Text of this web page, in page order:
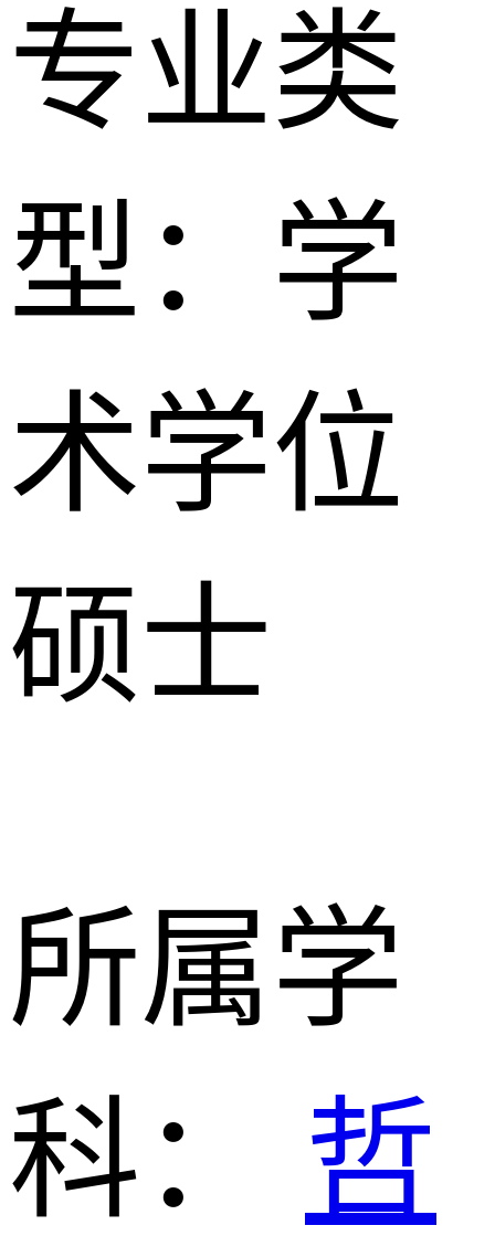
专业类
型： 学
术学位
硕士
所属学
科：
哲